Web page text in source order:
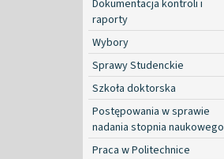
Dokumentacja kontroli i
raporty
Wybory
Sprawy Studenckie
Szkoła doktorska
Postępowania w sprawie
nadania stopnia naukowego
Praca w Politechnice